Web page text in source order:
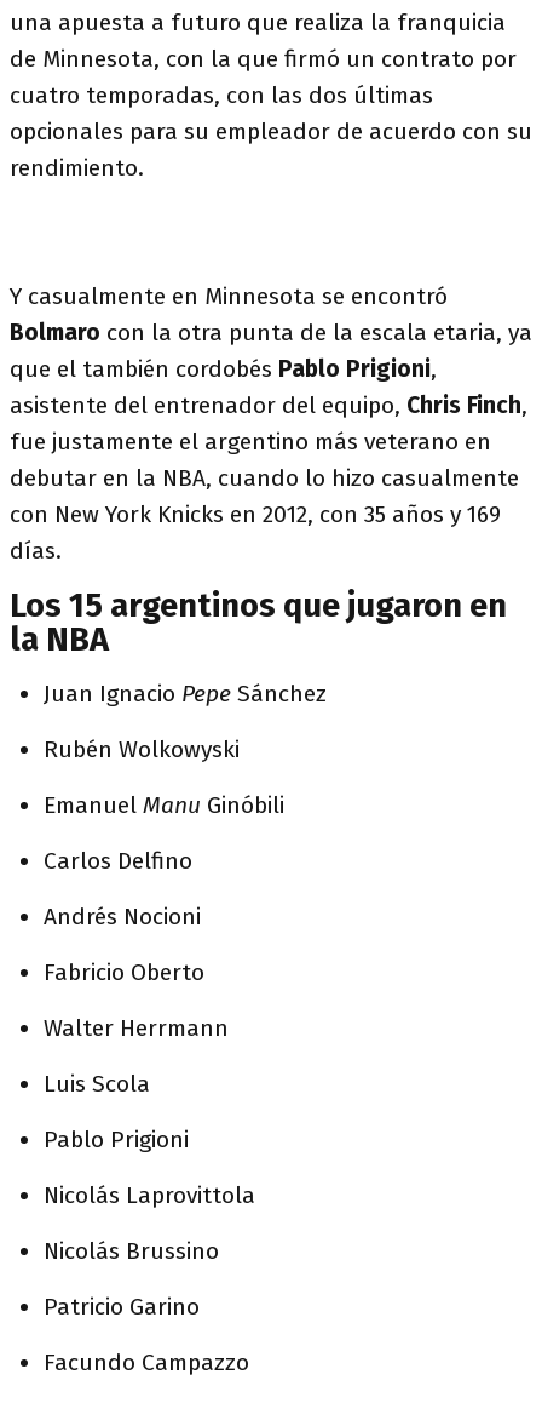
una apuesta a futuro que realiza la franquicia
de Minnesota, con la que firmó un contrato por
cuatro temporadas, con las dos últimas
opcionales para su empleador de acuerdo con su
rendimiento.
Y casualmente en Minnesota se encontró
Bolmaro con la otra punta de la escala etaria, ya
que el también cordobés Pablo Prigioni,
asistente del entrenador del equipo, Chris Finch,
fue justamente el argentino más veterano en
debutar en la NBA, cuando lo hizo casualmente
con New York Knicks en 2012, con 35 años y 169
días.
Los 15 argentinos que jugaron en
la NBA
Juan Ignacio Pepe Sánchez
Rubén Wolkowyski
Emanuel Manu Ginóbili
Carlos Delfino
Andrés Nocioni
Fabricio Oberto
Walter Herrmann
Luis Scola
Pablo Prigioni
Nicolás Laprovittola
Nicolás Brussino
Patricio Garino
Facundo Campazzo